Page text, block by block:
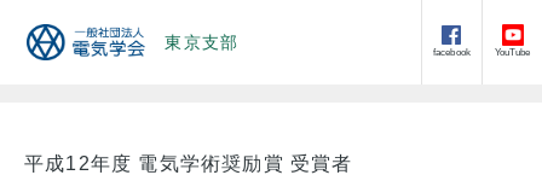
東京支部
facebook YouTube
平成12年度 電気学術奨励賞 受賞者